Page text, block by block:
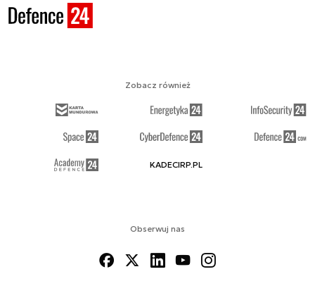
Obserwuj nas
Zobacz również
KADECIRP.PL